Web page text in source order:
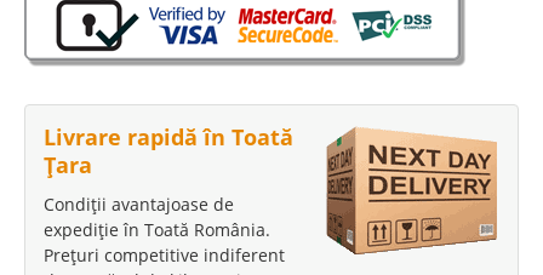
Livrare rapidă în Toată
Țara
Condiții avantajoase de
expediție în Toată România.
Prețuri competitive indiferent